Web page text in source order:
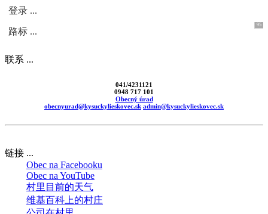
登录 ...
路标 ...
95
联系 ...
041/4231121
0948 717 101
Obecný úrad
obecnyurad@kysuckylieskovec.sk admin@kysuckylieskovec.sk
链接 ...
Obec na Facebooku
Obec na YouTube
村里目前的天气
维基百科上的村庄